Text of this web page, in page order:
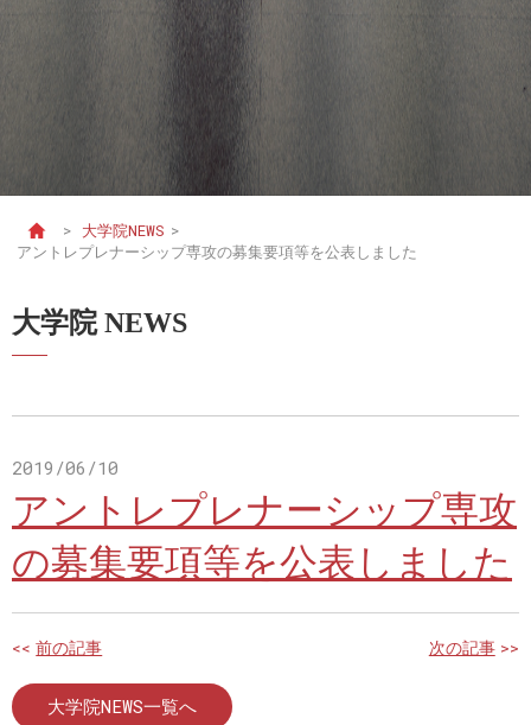
> 大学院NEWS >
アントレプレナーシップ専攻の募集要項等を公表しました
大学院 NEWS
2019/06/10
アントレプレナーシップ専攻
の募集要項等を公表しました
<<前の記事 次の記事>>
大学院NEWS一覧へ